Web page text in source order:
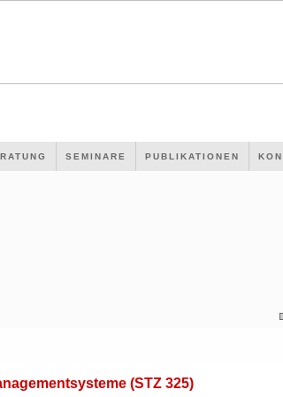
SEMINARE PUBLIKATIONEN
(STZ 325)